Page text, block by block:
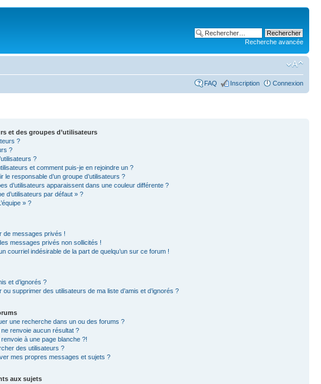
Recherche avancée
FAQ Inscription Connexion
et des groupes d’utilisateurs
?
?
?
et comment puis-je en rejoindre un ?
le responsable d’un groupe d’utilisateurs ?
d’utilisateurs apparaissent dans une couleur différente ?
d’utilisateurs par défaut » ?
» ?
de messages privés !
messages privés non sollicités !
courriel indésirable de la part de quelqu’un sur ce forum !
et d’ignorés ?
supprimer des utilisateurs de ma liste d’amis et d’ignorés ?
une recherche dans un ou des forums ?
renvoie aucun résultat ?
à une page blanche ?!
des utilisateurs ?
mes propres messages et sujets ?
aux sujets